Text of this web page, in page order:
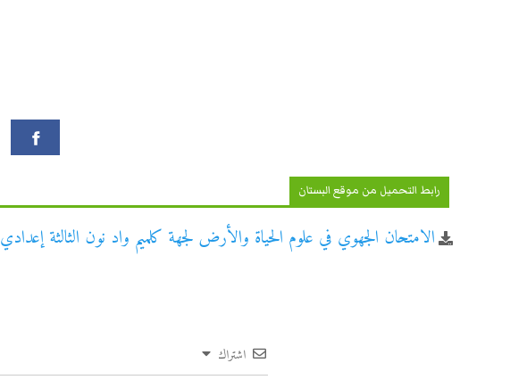
رابط التحميل من موقع البستان
الامتحان الجهوي في علوم الحياة والأرض لجهة كلميم واد نون الثالثة إعدادي 2016
اشتراك